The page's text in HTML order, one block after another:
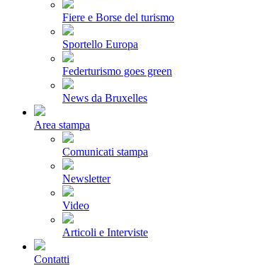
Fiere e Borse del turismo
Sportello Europa
Federturismo goes green
News da Bruxelles
Area stampa
Comunicati stampa
Newsletter
Video
Articoli e Interviste
Contatti